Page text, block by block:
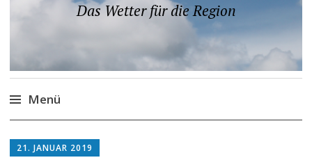
Das Wetter für die Region
Menü
Inhalt
21. JANUAR 2019